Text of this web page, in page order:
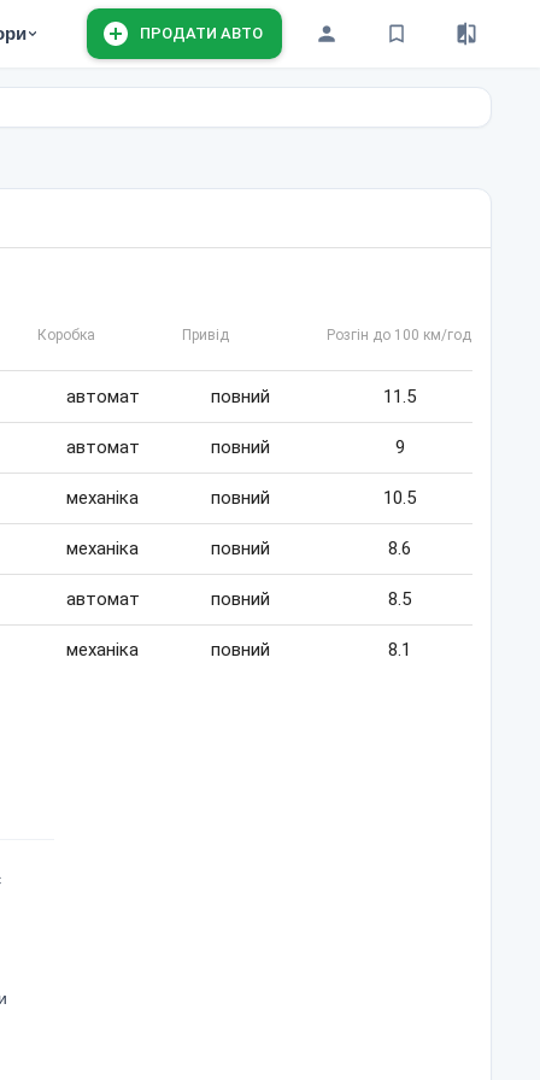
ПРОДАТИ АВТО
Коробка Привід Розгін до 100 км/год
автомат повний 11.5
автомат повний 9
механіка повний 10.5
механіка повний 8.6
автомат повний 8.5
механіка повний 8.1